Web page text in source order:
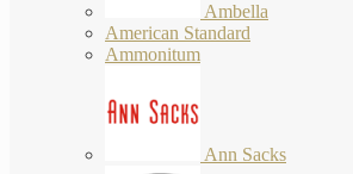
Ambella
American Standard
Ammonitum
Ann Sacks